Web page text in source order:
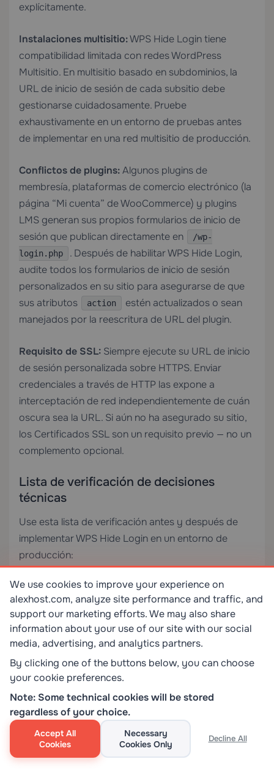
explícitamente.
Instalaciones multisitio:WPS Hide Login tiene
compatibilidad limitada con redes WordPress
Multisitio. En multisitio basado en subdominios, la
URL de inicio de sesión de cada subsitio debe
gestionarse cuidadosamente. Pruebe
exhaustivamente en un entorno de pruebas antes
de implementar en una red multisitio de producción.
Conflictos de plugins:Algunos plugins de
membresía, plataformas de comercio electrónico (la
página “Mi cuenta” de WooCommerce) y plugins
LMS generan sus propios formularios de inicio de
sesión que publican directamente en
/wp-
login.php
. Después de habilitar WPS Hide Login,
audite todos los formularios de inicio de sesión
personalizados en su sitio para asegurarse de que
sus atributos
action
estén actualizados o sean
manejados por la reescritura de URL del plugin.
Requisito de SSL: Siempre ejecute su URL de inicio
de sesión personalizada sobre HTTPS. Enviar
credenciales a través de HTTP las expone a
interceptación de red independientemente de cuán
oscura sea la URL. Si aún no ha asegurado su sitio,
los Certificados SSL son un requisito previo — no un
complemento opcional.
Lista de verificación de decisiones
técnicas
Use esta lista de verificación antes y después de
implementar WPS Hide Login en un entorno de
producción:
[ ] La URL de inicio de sesión personalizada no es
de diccionario, no deriva de la marca y está
almacenada en un gestor de contraseñas
[ ] La URL de redirección para rutas bloqueadas
está configurada y probada en una ventana de
incógnito
[ ]
admin-ajax.php
permanece accesible
(pruebe con una función front-end dependiente
de AJAX)
[ ] Los enlaces de correo electrónico para
We use cookies to improve your experience on
alexhost.com, analyze site performance and traffic, and
support our marketing efforts. We may also share
information about your use of our site with our social
media, advertising, and analytics partners.
By clicking one of the buttons below, you can choose
your cookie preferences.
Note: Some technical cookies will be stored
regardless of your choice.
Accept All
Cookies
Necessary
Cookies Only
Decline All